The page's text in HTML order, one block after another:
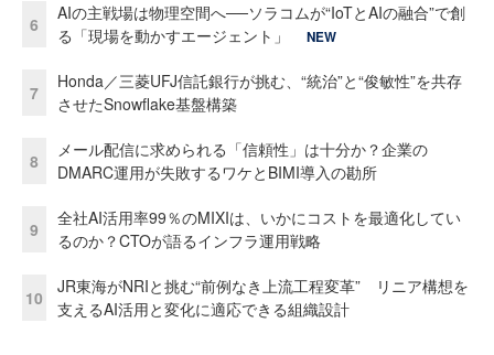
6
AIの主戦場は物理空間へ──ソラコムが“IoTとAIの融合”で創
る「現場を動かすエージェント」
NEW
7
Honda／三菱UFJ信託銀行が挑む、“統治”と“俊敏性”を共存
させたSnowflake基盤構築
8
メール配信に求められる「信頼性」は十分か？企業の
DMARC運用が失敗するワケとBIMI導入の勘所
9
全社AI活用率99％のMIXIは、いかにコストを最適化してい
るのか？CTOが語るインフラ運用戦略
10
JR東海がNRIと挑む“前例なき上流工程変革” リニア構想を
支えるAI活用と変化に適応できる組織設計